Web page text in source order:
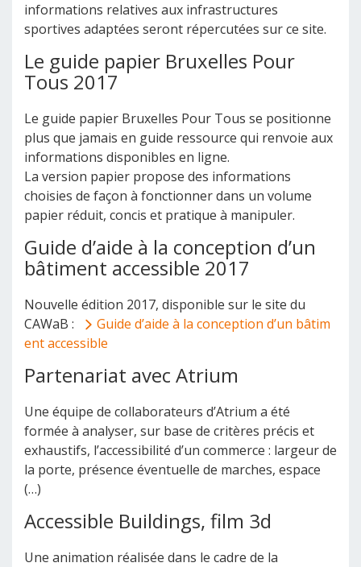
informations relatives aux infrastructures
sportives adaptées seront répercutées sur ce site.
Le guide papier Bruxelles Pour
Tous 2017
Le guide papier Bruxelles Pour Tous se positionne
plus que jamais en guide ressource qui renvoie aux
informations disponibles en ligne.
La version papier propose des informations
choisies de façon à fonctionner dans un volume
papier réduit, concis et pratique à manipuler.
Guide d’aide à la conception d’un
bâtiment accessible 2017
Nouvelle édition 2017, disponible sur le site du
CAWaB :
Guide d’aide à la conception d’un bâtim
ent accessible
Partenariat avec Atrium
Une équipe de collaborateurs d’Atrium a été
formée à analyser, sur base de critères précis et
exhaustifs, l’accessibilité d’un commerce : largeur de
la porte, présence éventuelle de marches, espace
(…)
Accessible Buildings, film 3d
Une animation réalisée dans le cadre de la